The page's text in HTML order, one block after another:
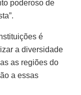
poderoso de
é
a diversidade
as regiões do
a essas